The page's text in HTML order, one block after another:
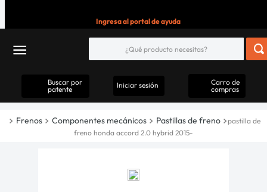
Ingresa al portal de ayuda
Buscar por
patente
Iniciar sesión
Carro de
compras
Frenos Componentes mecánicos Pastillas de freno
pastilla de
freno honda accord 2.0 hybrid 2015-